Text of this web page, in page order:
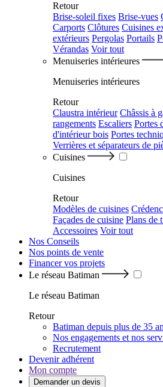
Retour
Brise-soleil fixes Brise-vues
Carports Clôtures Cuisines
extérieurs Pergolas Portails
Vérandas Voir tout
Menuiseries intérieures
Menuiseries intérieures
Retour
Claustra intérieur Châssis à
rangements Escaliers Portes
d'intérieur bois Portes
Verrières et séparateurs de
Cuisines
Cuisines
Retour
Modèles de cuisines
Façades de cuisine Plans de
Accessoires Voir tout
Nos Conseils
Nos points de vente
Financer vos projets
Le réseau Batiman
Le réseau Batiman
Retour
Batiman depuis plus de 35
Nos engagements et nos
Recrutement
Devenir adhérent
Mon compte
Demander un devis